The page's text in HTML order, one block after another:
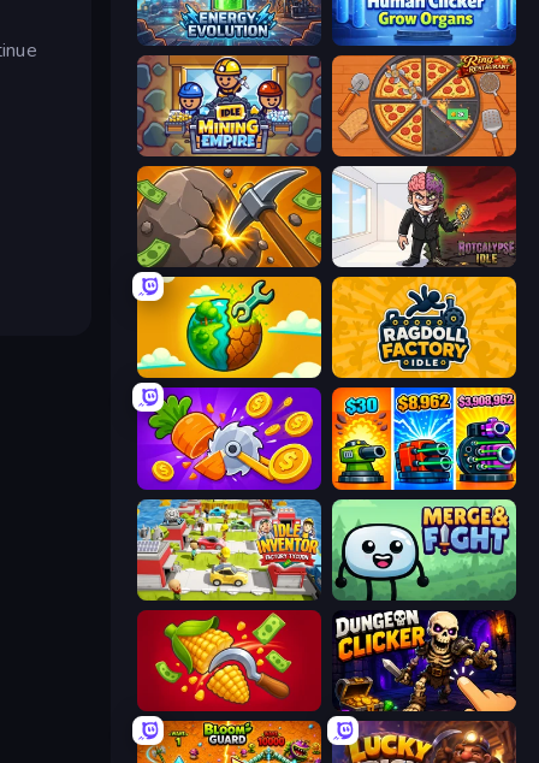
Energy Evolution Human Clicker: Grow Organs
Idle Mining Empire Ring Restaurant
Mine Clicker Rotcalypse: Idle Incremental
Land Explorers: Merge & Build Ragdoll Factory Idle
Farm Ring Idle Pumpkin Defense: Merge Cannon
Idle Inventor Merge & Fight
Farm-51: Secret Harvest Dungeon Clicker